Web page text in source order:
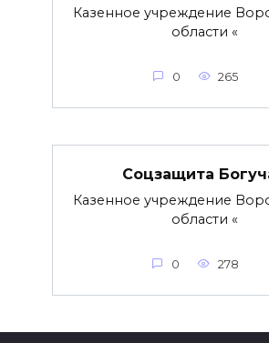
Казенное учреждение
области «
0 265
Соцзащита
Казенное учреждение
области «
0 278